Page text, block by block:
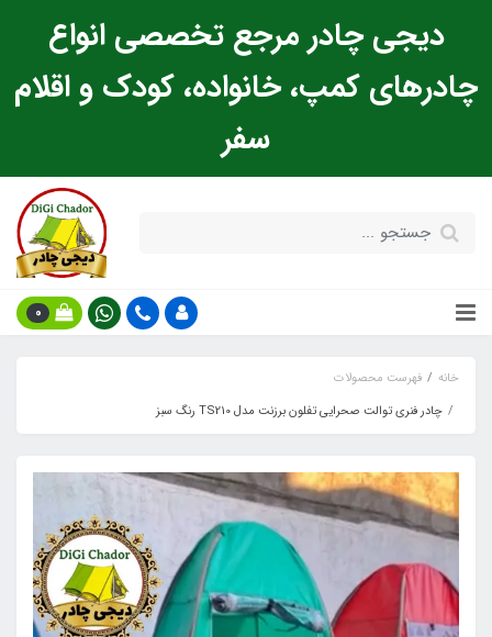
دیجی چادر مرجع تخصصی انواع
چادرهای کمپ، خانواده، کودک و اقلام
سفر
0
خانه
فهرست محصولات
چادر فنری توالت صحرایی تفلون برزنت مدل TS210 رنگ سبز